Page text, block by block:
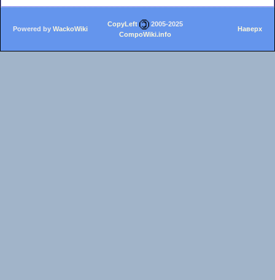
Powered by WackoWiki
CopyLeft
2005-2025
CompoWiki.info
Наверх